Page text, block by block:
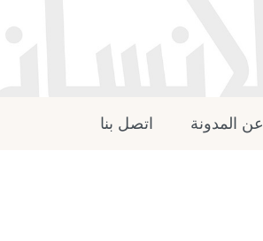
عن المدونة اتصل بنا